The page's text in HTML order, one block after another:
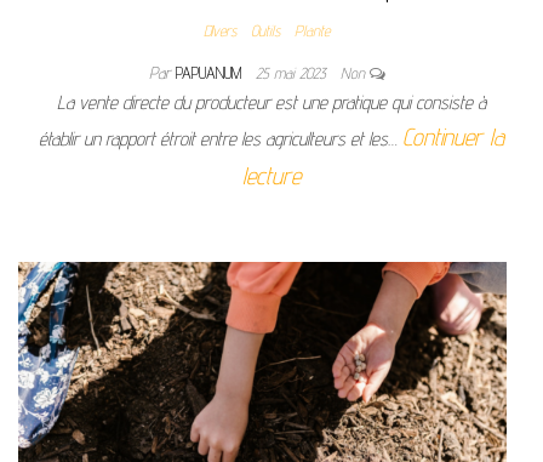
DIvers Outils Plante
ParPAPUANUM 25 mai 2023 Non
La vente directe du producteur est une pratique qui consiste à
établir un rapport étroit entre les agriculteurs et les… Continuer la
lecture